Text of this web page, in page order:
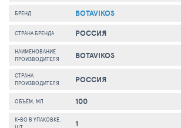
БРЕНД BOTAVIKOS
СТРАНА БРЕНДА РОССИЯ
НАИМЕНОВАНИЕ
ПРОИЗВОДИТЕЛЯ
BOTAVIKOS
СТРАНА
ПРОИЗВОДИТЕЛЯ
РОССИЯ
ОБЪЁМ, МЛ 100
К-ВО В УПАКОВКЕ,
1